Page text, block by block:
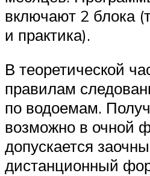
включают 2 блока
и практика).
В теоретической
правилам
по водоемам.
возможно в очной
допускается
дистанционный